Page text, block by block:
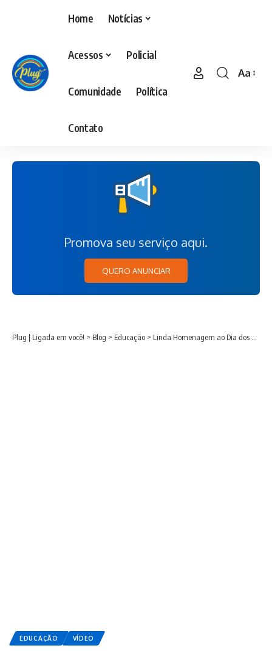
Home Notícias
Acessos Policial
Comunidade Política
Contato
Aa
Promova seu serviço aqui.
QUERO ANUNCIAR
Plug | Ligada em você! > Blog > Educação > Linda Homenagem ao Dia dos Professores.
EDUCAÇÃO VÍDEO